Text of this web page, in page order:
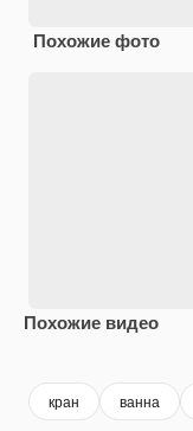
Похожие фото
Похожие видео
кран ванна